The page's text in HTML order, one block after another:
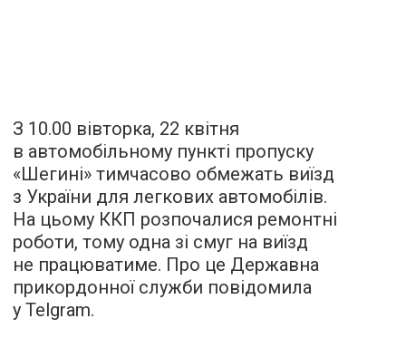
З 10.00 вівторка, 22 квітня
в автомобільному пункті пропуску
«Шегині» тимчасово обмежать виїзд
з України для легкових автомобілів.
На цьому ККП розпочалися ремонтні
роботи, тому одна зі смуг на виїзд
не працюватиме. Про це Державна
прикордонної служби повідомила
у Telgram.